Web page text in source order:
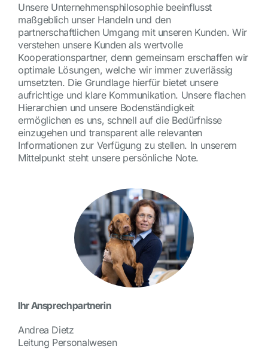
Unsere Unternehmensphilosophie beeinflusst
maßgeblich unser Handeln und den
partnerschaftlichen Umgang mit unseren Kunden. Wir
verstehen unsere Kunden als wertvolle
Kooperationspartner, denn gemeinsam erschaffen wir
optimale Lösungen, welche wir immer zuverlässig
umsetzten. Die Grundlage hierfür bietet unsere
aufrichtige und klare Kommunikation. Unsere flachen
Hierarchien und unsere Bodenständigkeit
ermöglichen es uns, schnell auf die Bedürfnisse
einzugehen und transparent alle relevanten
Informationen zur Verfügung zu stellen. In unserem
Mittelpunkt steht unsere persönliche Note.
Ihr Ansprechpartnerin
Andrea Dietz
Leitung Personalwesen